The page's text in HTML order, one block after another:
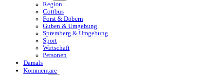
Region
Cottbus
Forst & Döbern
Guben & Umgebung
Spremberg & Umgebung
Sport
Wirtschaft
Personen
Damals
Kommentare